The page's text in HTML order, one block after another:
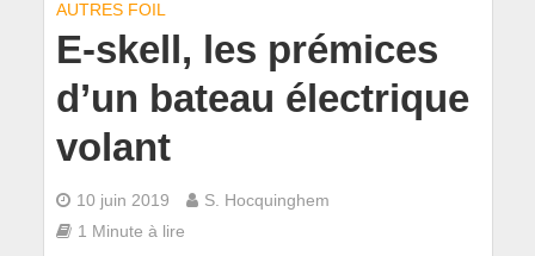
AUTRES FOIL
E-skell, les prémices
d’un bateau électrique
volant
10 juin 2019
S. Hocquinghem
1 Minute à lire